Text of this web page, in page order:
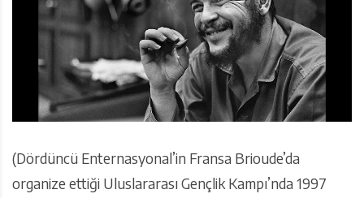
(Dördüncü Enternasyonal’in Fransa Brioude’da
organize ettiği Uluslararası Gençlik Kampı’nda 1997